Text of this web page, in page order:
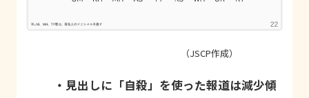
（JSCP作成）
・見出しに「自殺」を使った報道は減少傾